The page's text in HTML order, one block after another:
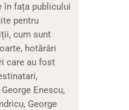
în fața publicului
pentru
cum sunt
hotărâri
care au fost
Enescu,
George